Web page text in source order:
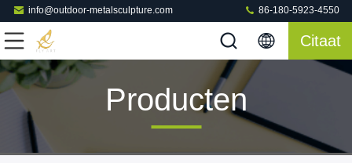
info@outdoor-metalsculpture.com 86-180-5923-4550
Citaat
Producten